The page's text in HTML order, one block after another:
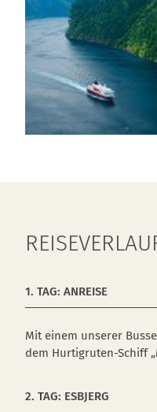
1. TAG: ANREISE
Mit einem unserer
dem Hurtigruten-Schiff
2. TAG: ESBJERG